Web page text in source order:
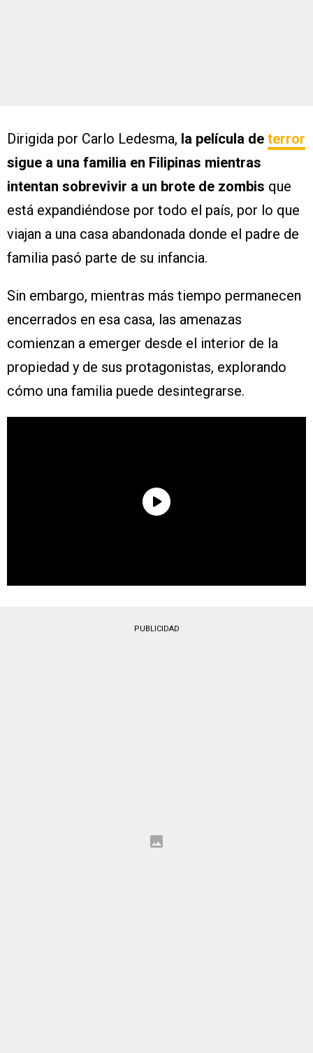
Dirigida por Carlo Ledesma, la película de terror
sigue a una familia en Filipinas mientras
intentan sobrevivir a un brote de zombis que
está expandiéndose por todo el país, por lo que
viajan a una casa abandonada donde el padre de
familia pasó parte de su infancia.
Sin embargo, mientras más tiempo permanecen
encerrados en esa casa, las amenazas
comienzan a emerger desde el interior de la
propiedad y de sus protagonistas, explorando
cómo una familia puede desintegrarse.
PUBLICIDAD